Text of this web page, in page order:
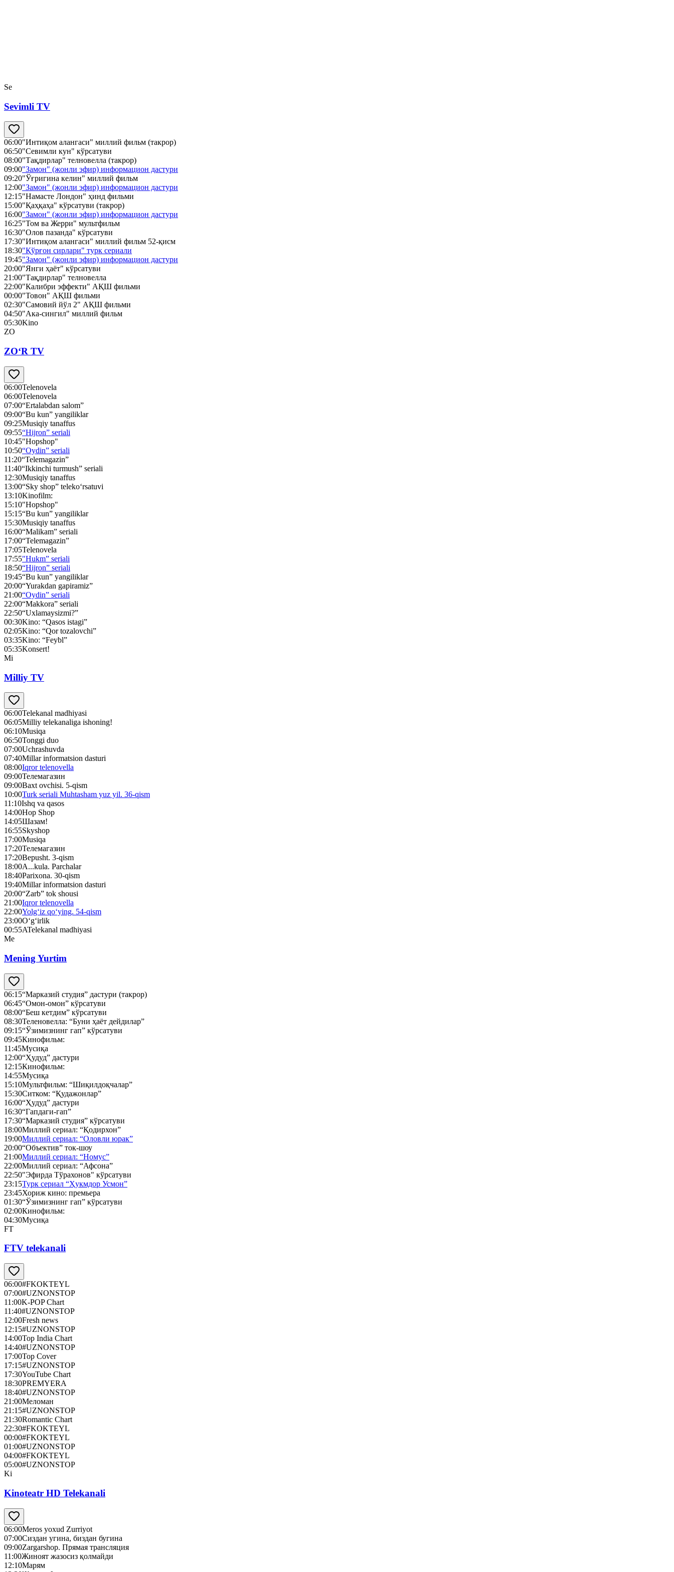
Se
Sevimli TV
06:00"Интиқом алангаси" миллий фильм (такрор)
06:50"Севимли кун" кўрсатуви
08:00"Тақдирлар" телновелла (такрор)
09:00"Замон" (жонли эфир) информацион дастури
09:20"Ўғригина келин" миллий фильм
12:00"Замон" (жонли эфир) информацион дастури
12:15"Намасте Лондон" ҳинд фильми
15:00"Қаҳқаҳа" кўрсатуви (такрор)
16:00"Замон" (жонли эфир) информацион дастури
16:25"Том ва Жерри" мультфильм
16:30"Олов пазанда" кўрсатуви
17:30"Интиқом алангаси" миллий фильм 52-қисм
18:30"Қўрғон сирлари" турк сериали
19:45"Замон" (жонли эфир) информацион дастури
20:00"Янги ҳаёт" кўрсатуви
21:00"Тақдирлар" телновелла
22:00"Калибри эффекти" АҚШ фильми
00:00"Товон" АҚШ фильми
02:30"Самовий йўл 2" АҚШ фильми
04:50"Ака-сингил" миллий фильм
05:30Kino
ZO
ZO‘R TV
06:00Telenovela
06:00Telenovela
07:00“Ertalabdan salom”
09:00“Bu kun” yangiliklar
09:25Musiqiy tanaffus
09:55“Hijron” seriali
10:45"Hopshop"
10:50“Oydin” seriali
11:20“Telemagazin”
11:40“Ikkinchi turmush” seriali
12:30Musiqiy tanaffus
13:00“Sky shop” teleko‘rsatuvi
13:10Kinofilm:
15:10"Hopshop"
15:15“Bu kun” yangiliklar
15:30Musiqiy tanaffus
16:00“Malikam” seriali
17:00“Telemagazin”
17:05Telenovela
17:55"Hukm” seriali
18:50“Hijron” seriali
19:45“Bu kun” yangiliklar
20:00“Yurakdan gapiramiz”
21:00“Oydin” seriali
22:00“Makkora” seriali
22:50“Uxlamaysizmi?”
00:30Kino: “Qasos istagi”
02:05Kino: “Qor tozalovchi”
03:35Kino: “Feybl”
05:35Konsert!
Mi
Milliy TV
06:00Telekanal madhiyasi
06:05Milliy telekanaliga ishoning!
06:10Musiqa
06:50Tonggi duo
07:00Uchrashuvda
07:40Millar informatsion dasturi
08:00Iqror telenovella
09:00Телемагазин
09:00Baxt ovchisi. 5-qism
10:00Turk seriali Muhtasham yuz yil. 36-qism
11:10Ishq va qasos
14:00Hop Shop
14:05Шазам!
16:55Skyshop
17:00Musiqa
17:20Телемагазин
17:20Bepusht. 3-qism
18:00A...kula. Parchalar
18:40Parixona. 30-qism
19:40Millar informatsion dasturi
20:00“Zarb” tok shousi
21:00Iqror telenovella
22:00Yolg‘iz qo‘ying. 54-qism
23:00O‘g‘irlik
00:55ATelekanal madhiyasi
Me
Mening Yurtim
06:15“Марказий студия” дастури (такрор)
06:45“Омон-омон” кўрсатуви
08:00“Беш кетдим” кўрсатуви
08:30Теленовелла: “Буни ҳаёт дейдилар”
09:15“Ўзимизнинг гап” кўрсатуви
09:45Кинофильм:
11:45Мусиқа
12:00“Ҳудуд” дастури
12:15Кинофильм:
14:55Мусиқа
15:10Мультфильм: “Шиқилдоқчалар”
15:30Ситком: “Қудажонлар”
16:00“Ҳудуд” дастури
16:30“Гапдаги-гап”
17:30“Марказий студия” кўрсатуви
18:00Миллий сериал: “Қодирхон”
19:00Миллий сериал: “Оловли юрак”
20:00“Объектив” ток-шоу
21:00Миллий сериал: “Номус”
22:00Миллий сериал: “Афсона”
22:50"Эфирда Тўрахонов" кўрсатуви
23:15Турк сериал “Ҳукмдор Усмон”
23:45Хориж кино: премьера
01:30“Ўзимизнинг гап” кўрсатуви
02:00Кинофильм:
04:30Мусиқа
FT
FTV telekanali
06:00#FKOKTEYL
07:00#UZNONSTOP
11:00K-POP Chart
11:40#UZNONSTOP
12:00Fresh news
12:15#UZNONSTOP
14:00Top India Chart
14:40#UZNONSTOP
17:00Top Cover
17:15#UZNONSTOP
17:30YouTube Chart
18:30PREMYERA
18:40#UZNONSTOP
21:00Меломан
21:15#UZNONSTOP
21:30Romantic Chart
22:30#FKOKTEYL
00:00#FKOKTEYL
01:00#UZNONSTOP
04:00#FKOKTEYL
05:00#UZNONSTOP
Ki
Kinoteatr HD Telekanali
06:00Meros yoxud Zurriyot
07:00Сиздан угина, биздан бугина
09:00Zargarshop. Прямая трансляция
11:00Жиноят жазосиз қолмайди
12:10Марям